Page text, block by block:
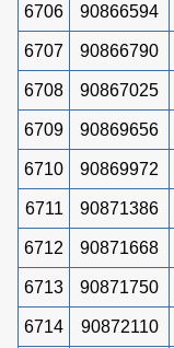
6706 90866594
6707 90866790
6708 90867025
6709 90869656
6710 90869972
6711 90871386
6712 90871668
6713 90871750
6714 90872110